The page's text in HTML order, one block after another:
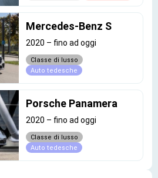
Mercedes-Benz S
2020 – fino ad oggi
Classe di lusso
Auto tedesche
Porsche Panamera
2020 – fino ad oggi
Classe di lusso
Auto tedesche